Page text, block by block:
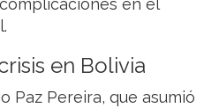
en Bolivia
Paz Pereira, que asumió